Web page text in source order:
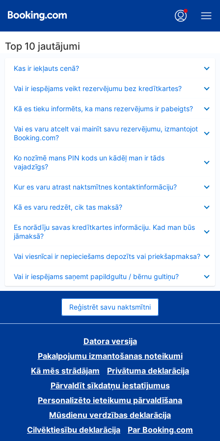
Top 10 jautājumi
Kas ir iekļauts cenā?
Vai ir iespējams veikt rezervējumu bez kredītkartes?
Kā es tieku informēts, ka mans rezervējums ir pabeigts?
Vai es varu atcelt vai mainīt savu rezervējumu, izmantojot
Booking.com?
Ko nozīmē mans PIN kods un kādēļ man ir tāds
vajadzīgs?
Kur es varu atrast naktsmītnes kontaktinformāciju?
Kā es varu redzēt, cik tas maksā?
Es norādīju savas kredītkartes informāciju. Kad man būs
jāmaksā?
Vai viesnīcai ir nepieciešams depozīts vai priekšapmaksa?
Vai ir iespējams saņemt papildgultu / bērnu gultiņu?
Reģistrēt savu naktsmītni
Datora versija
Pakalpojumu izmantošanas noteikumi
Kā mēs strādājam
Privātuma deklarācija
Pārvaldīt sīkdatņu iestatījumus
Personalizēto ieteikumu pārvaldīšana
Mūsdienu verdzības deklarācija
Cilvēktiesību deklarācija
Par Booking.com